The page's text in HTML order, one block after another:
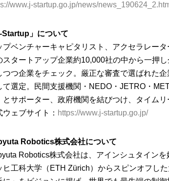
www.j-startup.go.jp/news/
Startup」について
プベンチャーキャピタリスト、アクセラレー
スタートアップ企業約10,000社の中から一押
つつ企業をチェック。厳正な審査で選ばれた
て選定。民間支援機関・NEDO・JETRO・
とサポーター、政府機関を結びつけ、タイム
ウェブサイト： https://www.j-startup.go.jp/
Robotics株式会社について
Robotics株式会社は、アインシュタイン
ヒ工科大学（ETH Zürich）からスピンオフし